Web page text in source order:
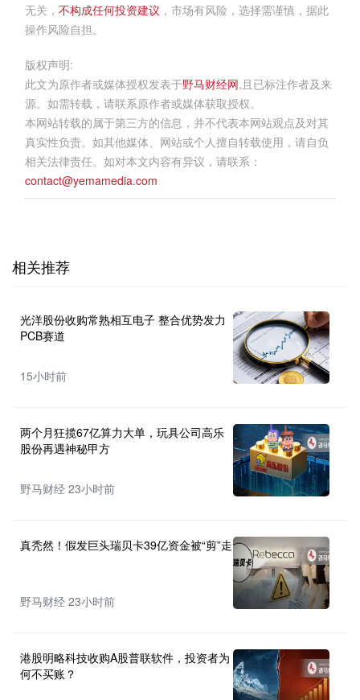
无关， 不构成任何投资建议 ，市场有风险，选择需谨慎，据此
操作风险自担。
版权声明:
此文为原作者或媒体授权发表于野马财经网,且已标注作者及来
源。如需转载，请联系原作者或媒体获取授权。
本网站转载的属于第三方的信息，并不代表本网站观点及对其
真实性负责。如其他媒体、网站或个人擅自转载使用，请自负
相关法律责任。如对本文内容有异议，请联系：
contact@yemamedia.com
相关推荐
光洋股份收购常熟相互电子 整合优势发力
PCB赛道
15小时前
两个月狂揽67亿算力大单，玩具公司高乐
股份再遇神秘甲方
野马财经 23小时前
真秃然！假发巨头瑞贝卡39亿资金被“剪”走
野马财经 23小时前
港股明略科技收购A股普联软件，投资者为
何不买账？